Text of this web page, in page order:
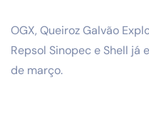
OGX, Queiroz Galvão
Repsol Sinopec e Shell
de março.